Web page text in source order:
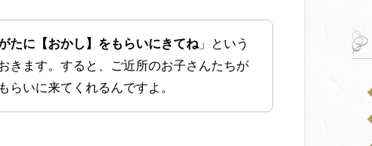
たに【おかし】をもらいにきてね 」という
きます。すると、ご近所のお子さんたちが
らいに来てくれるんですよ。